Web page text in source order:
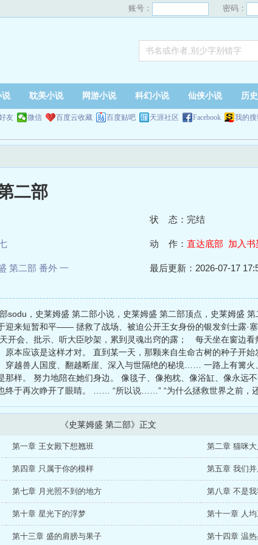
账号： 密码：
说 耽美小说 网游小说 科幻小说 仙侠小说 历
友 微信 百度云收藏 百度贴吧 天涯社区 Facebook 我的搜
二部
状 态：完结
动 作： 直达底部 加入书
第二部 番外 一 最后更新：2026-07-17
sodu，史莱姆盛 第二部小说，史莱姆盛 第二部顶点，史莱姆盛
来短暂和平—— 拯救了战场、被迫公开王女身份的银发剑士露·塞
开会、批示、听大臣吵架，累到灵魂出窍的露； 每天坐在窗边看
本应该是这样才对。 直到某一天，那颗来自生命古树的种子开始
穿越兽人国度、翻越断崖、深入与世隔绝的秘境…… 一路上有篝火
那样。 努力地陪在她们身边。 像毯子、像抱枕、像浴缸、像永
终于再次睁开了眼睛。 …… “所以说……” “为什么拯救世界之前，
《史莱姆盛 第二部》正文
第一章 王女殿下想翘班 第二章 猫咪大
第四章 只属于你的模样 第五章 我们
第七章 月光照不到的地方 第八章 不是
第十章 星光下的浮梦 第十一章 人
第十三章 盛的肩膀与果子 第十四章 温